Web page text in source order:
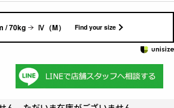
/ 70kg Ⅳ（M） Find your size